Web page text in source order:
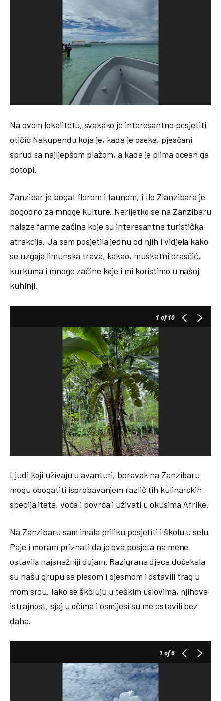
Na ovom lokalitetu, svakako je interesantno posjetiti
otičić Nakupendu koja je, kada je oseka, pjesčani
sprud sa najljepšom plažom, a kada je plima ocean ga
potopi.
Zanzibar je bogat florom i faunom, i tlo Zlanzibara je
pogodno za mnoge kulture. Nerijetko se na Zanzibaru
nalaze farme začina koje su interesantna turistička
atrakcija. Ja sam posjetila jednu od njih i vidjela kako
se uzgaja limunska trava, kakao, muškatni orasčić,
kurkuma i mnoge začine koje i mi koristimo u našoj
kuhinji.
1 of 10
Ljudi koji uživaju u avanturi, boravak na Zanzibaru
mogu obogatiti isprobavanjem različitih kulinarskih
specijaliteta, voća i povrća i uživati u okusima Afrike.
Na Zanzibaru sam imala priliku posjetiti i školu u selu
Paje i moram priznati da je ova posjeta na mene
ostavila najsnažniji dojam. Razigrana djeca dočekala
su našu grupu sa plesom i pjesmom i ostavili trag u
mom srcu. Iako se školuju u teškim uslovima, njihova
istrajnost, sjaj u očima i osmijesi su me ostavili bez
daha.
1 of 6